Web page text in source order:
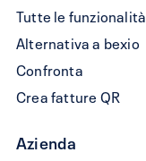
Tutte le funzionalità
Alternativa a bexio
Confronta
Crea fatture QR
Azienda